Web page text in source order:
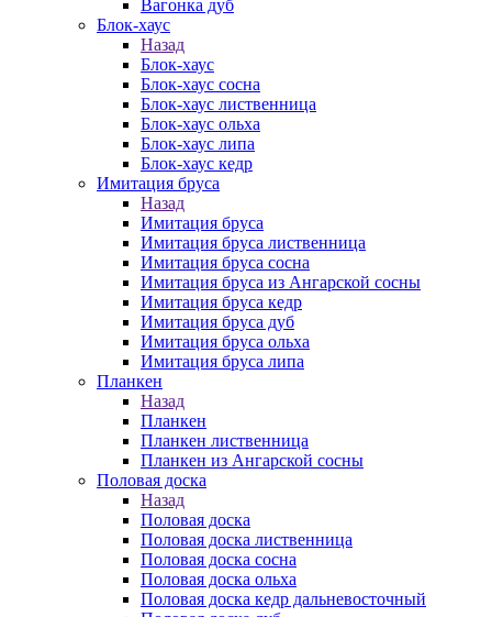
Вагонка дуб
Блок-хаус
Назад
Блок-хаус
Блок-хаус сосна
Блок-хаус лиственница
Блок-хаус ольха
Блок-хаус липа
Блок-хаус кедр
Имитация бруса
Назад
Имитация бруса
Имитация бруса лиственница
Имитация бруса сосна
Имитация бруса из Ангарской сосны
Имитация бруса кедр
Имитация бруса дуб
Имитация бруса ольха
Имитация бруса липа
Планкен
Назад
Планкен
Планкен лиственница
Планкен из Ангарской сосны
Половая доска
Назад
Половая доска
Половая доска лиственница
Половая доска сосна
Половая доска ольха
Половая доска кедр дальневосточный